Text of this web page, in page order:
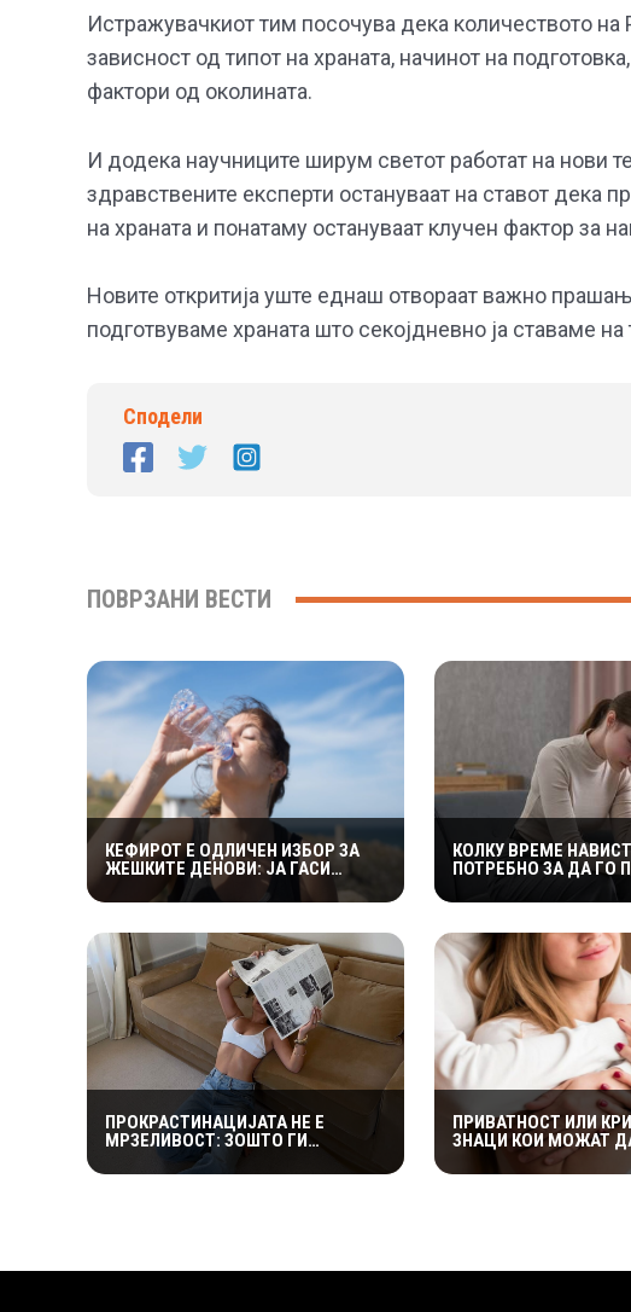
Истражувачкиот тим посочува дека количеството на
зависност од типот на храната, начинот на
фактори од околината.
И додека научниците ширум светот работат на нови
здравствените експерти остануваат на ставот дека
на храната и понатаму остануваат клучен фактор за
Новите откритија уште еднаш отвораат важно
подготвуваме храната што секојдневно ја ставаме на
Сподели
ПОВРЗАНИ ВЕСТИ
КЕФИРОТ Е ОДЛИЧЕН ИЗБОР ЗА
ЖЕШКИТЕ ДЕНОВИ: ЈА ГАСИ
ЖЕДТА, СОДРЖИ ЕЛЕКТРОЛИТИ И
ПРИДОНЕСУВА ЗА ЗДРАВА
КОЛКУ ВРЕМЕ
ПОТРЕБНО ЗА ДА ГО
ПОРАНЕШНИОТ
„ПРАВИЛОТО БЕЗ
ПРОКРАСТИНАЦИЈАТА НЕ Е
МРЗЕЛИВОСТ: ЗОШТО ГИ
ОДЛОЖУВАМЕ ОБВРСКИТЕ И КАКО
ДА ГО ПРЕКИНЕМЕ МАЃЕПСАНИОТ
ПРИВАТНОСТ ИЛИ
ЗНАЦИ КОИ МОЖАТ
ДЕКА ПАРТНЕРОТ
ПРЕМОЛЧУВА